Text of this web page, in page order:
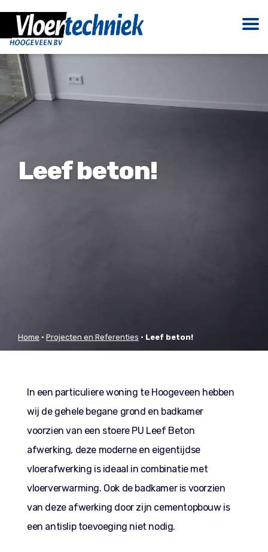
Leef beton!
Home • Projecten en Referenties • Leef beton!
In een particuliere woning te Hoogeveen hebben
wij de gehele begane grond en badkamer
voorzien van een stoere PU Leef Beton
afwerking, deze moderne en eigentijdse
vloerafwerking is ideaal in combinatie met
vloerverwarming. Ook de badkamer is voorzien
van deze afwerking door zijn cementopbouw is
een antislip toevoeging niet nodig.